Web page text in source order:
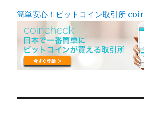
簡単安心！ビットコイン取引所